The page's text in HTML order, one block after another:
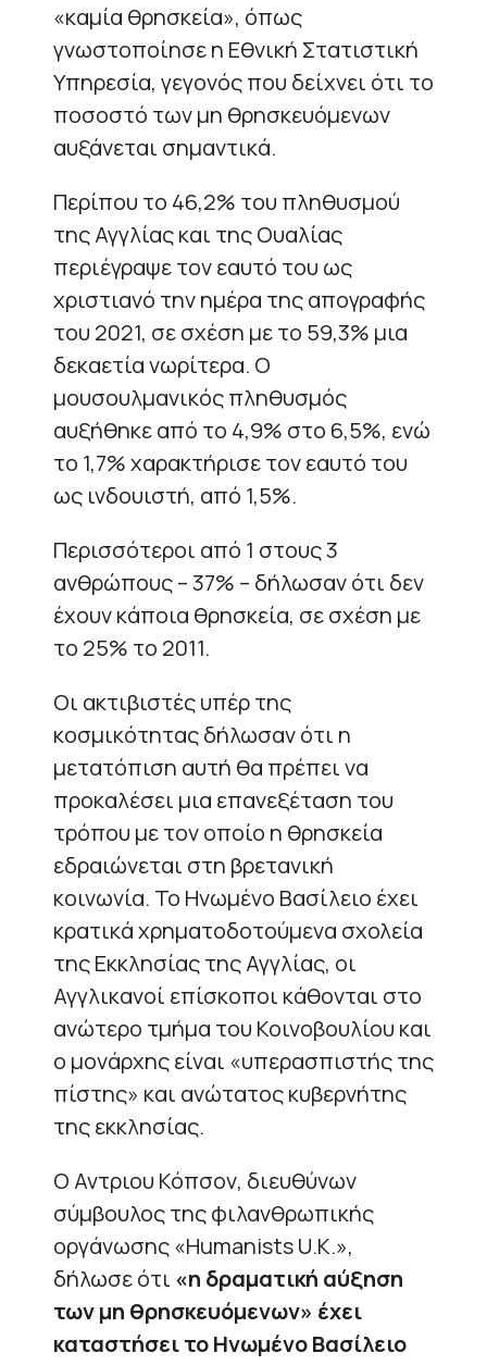
«καμία θρησκεία», όπως
γνωστοποίησε η Εθνική Στατιστική
Υπηρεσία, γεγονός που δείχνει ότι το
ποσοστό των μη θρησκευόμενων
αυξάνεται σημαντικά.
Περίπου το 46,2% του πληθυσμού
της Αγγλίας και της Ουαλίας
περιέγραψε τον εαυτό του ως
χριστιανό την ημέρα της απογραφής
του 2021, σε σχέση με το 59,3% μια
δεκαετία νωρίτερα. Ο
μουσουλμανικός πληθυσμός
αυξήθηκε από το 4,9% στο 6,5%, ενώ
το 1,7% χαρακτήρισε τον εαυτό του
ως ινδουιστή, από 1,5%.
Περισσότεροι από 1 στους 3
ανθρώπους – 37% – δήλωσαν ότι δεν
έχουν κάποια θρησκεία, σε σχέση με
το 25% το 2011.
Οι ακτιβιστές υπέρ της
κοσμικότητας δήλωσαν ότι η
μετατόπιση αυτή θα πρέπει να
προκαλέσει μια επανεξέταση του
τρόπου με τον οποίο η θρησκεία
εδραιώνεται στη βρετανική
κοινωνία. Το Ηνωμένο Βασίλειο έχει
κρατικά χρηματοδοτούμενα σχολεία
της Εκκλησίας της Αγγλίας, οι
Αγγλικανοί επίσκοποι κάθονται στο
ανώτερο τμήμα του Κοινοβουλίου και
ο μονάρχης είναι «υπερασπιστής της
πίστης» και ανώτατος κυβερνήτης
της εκκλησίας.
Ο Αντριου Κόπσον, διευθύνων
σύμβουλος της φιλανθρωπικής
οργάνωσης «Humanists U.K.»,
δήλωσε ότι «η δραματική αύξηση
των μη θρησκευόμενων» έχει
καταστήσει το Ηνωμένο Βασίλειο